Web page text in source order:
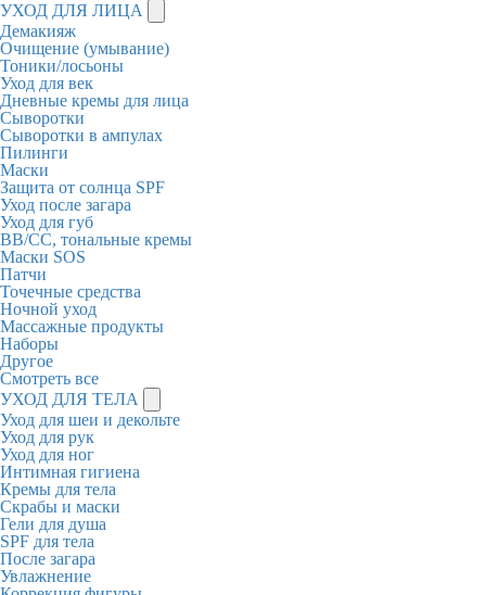
УХОД ДЛЯ ЛИЦА
Демакияж
Очищение (умывание)
Тоники/лосьоны
Уход для век
Дневные кремы для лица
Сыворотки
Сыворотки в ампулах
Пилинги
Маски
Защита от солнца SPF
Уход после загара
Уход для губ
BB/CC, тональные кремы
Маски SOS
Патчи
Точечные средства
Ночной уход
Массажные продукты
Наборы
Другое
Смотреть все
УХОД ДЛЯ ТЕЛА
Уход для шеи и декольте
Уход для рук
Уход для ног
Интимная гигиена
Кремы для тела
Скрабы и маски
Гели для душа
SPF для тела
После загара
Увлажнение